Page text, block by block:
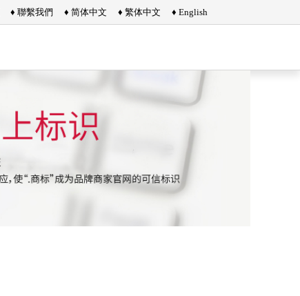
♦ 聯繫我們 ♦ 简体中文 ♦ 繁体中文 ♦ English